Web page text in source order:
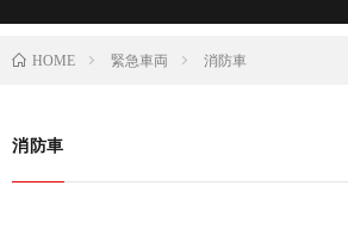
HOME 緊急車両 消防車
消防車